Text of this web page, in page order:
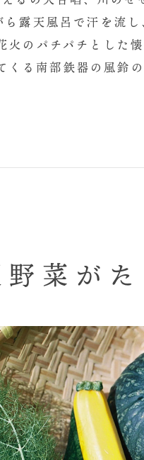
露天風呂で汗を流
火のパチパチとした
くる南部鉄器の風鈴
菜が